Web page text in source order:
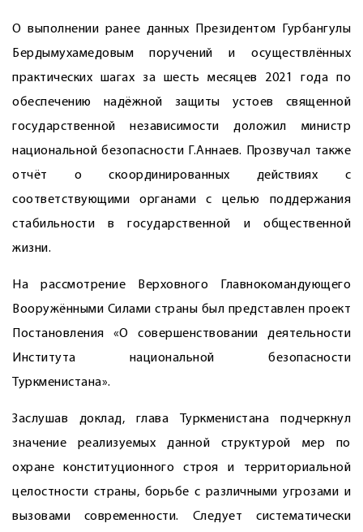
О выполнении ранее данных Президентом Гурбангулы
Бердымухамедовым поручений и осуществлённых
практических шагах за шесть месяцев 2021 года по
обеспечению надёжной защиты устоев священной
государственной независимости доложил министр
национальной безопасности Г.Аннаев. Прозвучал также
отчёт о скоординированных действиях с
соответствующими органами с целью поддержания
стабильности в государственной и общественной
жизни.
На рассмотрение Верховного Главнокомандующего
Вооружёнными Силами страны был представлен проект
Постановления «О совершенствовании деятельности
Института национальной безопасности
Туркменистана».
Заслушав доклад, глава Туркменистана подчеркнул
значение реализуемых данной структурой мер по
охране конституционного строя и территориальной
целостности страны, борьбе с различными угрозами и
вызовами современности. Следует систематически